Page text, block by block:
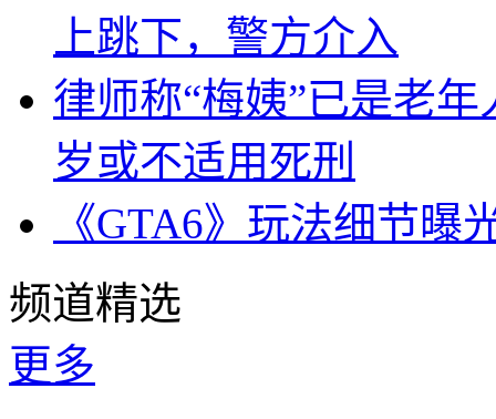
上跳下，警方介入
律师称“梅姨”已是老
岁或不适用死刑
《GTA6》玩法细节
频道精选
更多